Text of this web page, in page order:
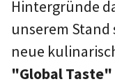
Hintergründe
unserem
neue
"Global Taste"